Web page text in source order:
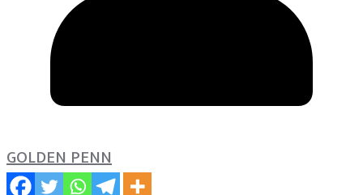
GOLDEN PENN